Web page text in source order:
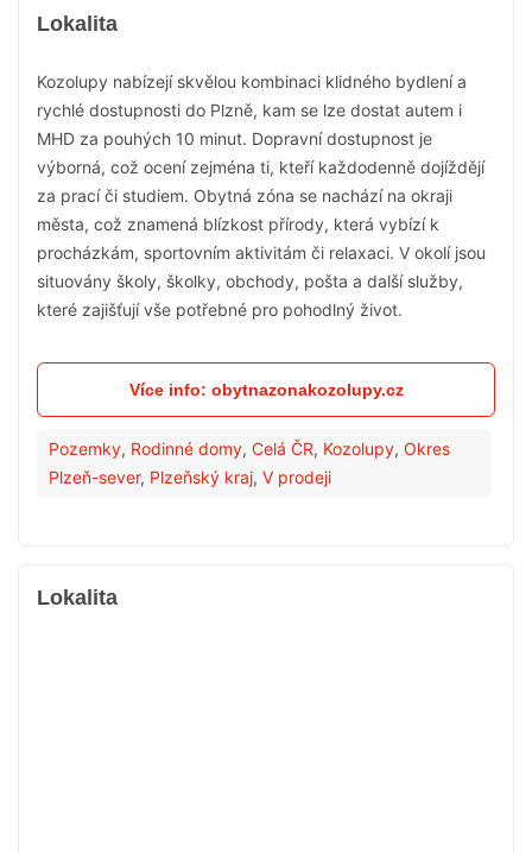
Lokalita
Kozolupy nabízejí skvělou kombinaci klidného bydlení a
rychlé dostupnosti do Plzně, kam se lze dostat autem i
MHD za pouhých 10 minut. Dopravní dostupnost je
výborná, což ocení zejména ti, kteří každodenně dojíždějí
za prací či studiem. Obytná zóna se nachází na okraji
města, což znamená blízkost přírody, která vybízí k
procházkám, sportovním aktivitám či relaxaci. V okolí jsou
situovány školy, školky, obchody, pošta a další služby,
které zajišťují vše potřebné pro pohodlný život.
Více info: obytnazonakozolupy.cz
Pozemky, Rodinné domy, Celá ČR, Kozolupy, Okres
Plzeň-sever, Plzeňský kraj, V prodeji
Lokalita